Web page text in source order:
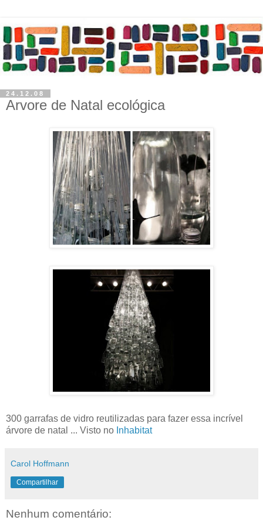
24.12.08
Arvore de Natal ecológica
300 garrafas de vidro reutilizadas para fazer essa incrível
árvore de natal ... Visto no Inhabitat
Carol Hoffmann
Compartilhar
Nenhum comentário: